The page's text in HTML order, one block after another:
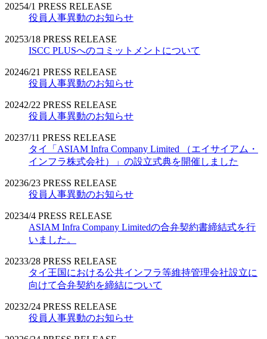
20254/1 PRESS RELEASE
役員人事異動のお知らせ
20253/18 PRESS RELEASE
ISCC PLUSへのコミットメントについて
20246/21 PRESS RELEASE
役員人事異動のお知らせ
20242/22 PRESS RELEASE
役員人事異動のお知らせ
20237/11 PRESS RELEASE
タイ「ASIAM Infra Company Limited （エイサイアム・
インフラ株式会社）」の設立式典を開催しました
20236/23 PRESS RELEASE
役員人事異動のお知らせ
20234/4 PRESS RELEASE
ASIAM Infra Company Limitedの合弁契約書締結式を行
いました。
20233/28 PRESS RELEASE
タイ王国における公共インフラ等維持管理会社設立に
向けて合弁契約を締結について
20232/24 PRESS RELEASE
役員人事異動のお知らせ